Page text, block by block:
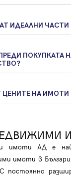
ИДЕАЛНИ
ПОКУПКАТА
ЦЕНИТЕ НА
имоти АД е най-
имоти в
постоянно